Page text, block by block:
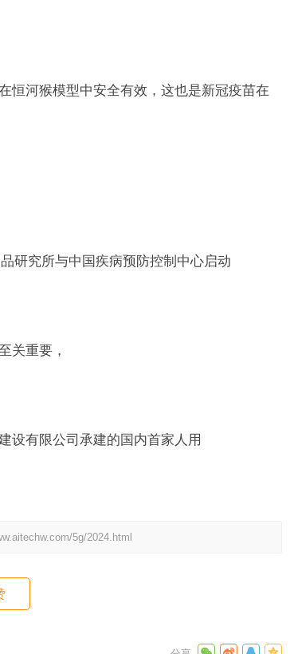
恒河猴模型中安全有效，这也是新冠疫苗在
研究所与中国疾病预防控制中心启动
关重要，
设有限公司承建的国内首家人用
5g/2024.html